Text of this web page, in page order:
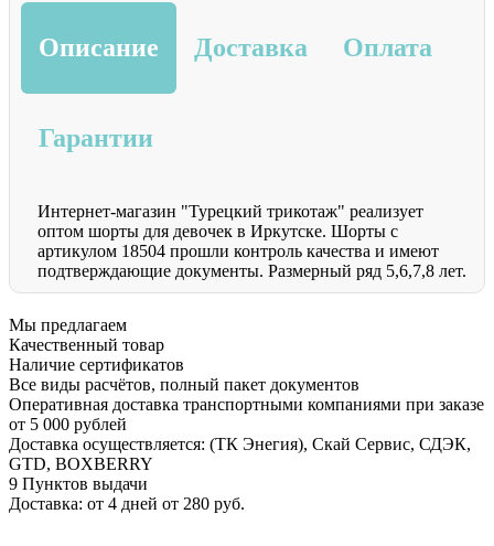
Описание Доставка Оплата
Гарантии
Интернет-магазин "Турецкий трикотаж" реализует
оптом шорты для девочек в Иркутске. Шорты с
артикулом 18504 прошли контроль качества и имеют
подтверждающие документы. Размерный ряд 5,6,7,8 лет.
Мы предлагаем
Качественный товар
Наличие сертификатов
Все виды расчётов, полный пакет документов
Оперативная доставка транспортными компаниями при заказе
от 5 000 рублей
Доставка осуществляется: (ТК Энегия), Скай Сервис, СДЭК,
GTD, BOXBERRY
9 Пунктов выдачи
Доставка: от 4 дней от 280 руб.